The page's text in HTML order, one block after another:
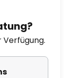
Verfügung.